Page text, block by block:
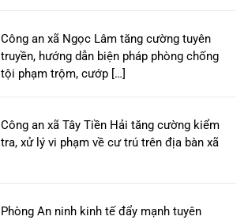
Công an xã Ngọc Lâm tăng cường tuyên
truyền, hướng dẫn biện pháp phòng chống
tội phạm trộm, cướp […]
Công an xã Tây Tiền Hải tăng cường kiểm
tra, xử lý vi phạm về cư trú trên địa bàn xã
Phòng An ninh kinh tế đẩy mạnh tuyên